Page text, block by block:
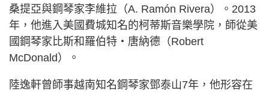
桑提亞與鋼琴家李維拉（A. Ramón Rivera）。2013
年，他進入美國費城知名的柯蒂斯音樂學院，師從美
國鋼琴家比斯和羅伯特‧唐納德（Robert
McDonald）。
陸逸軒曾師事越南知名鋼琴家鄧泰山7年，他形容在